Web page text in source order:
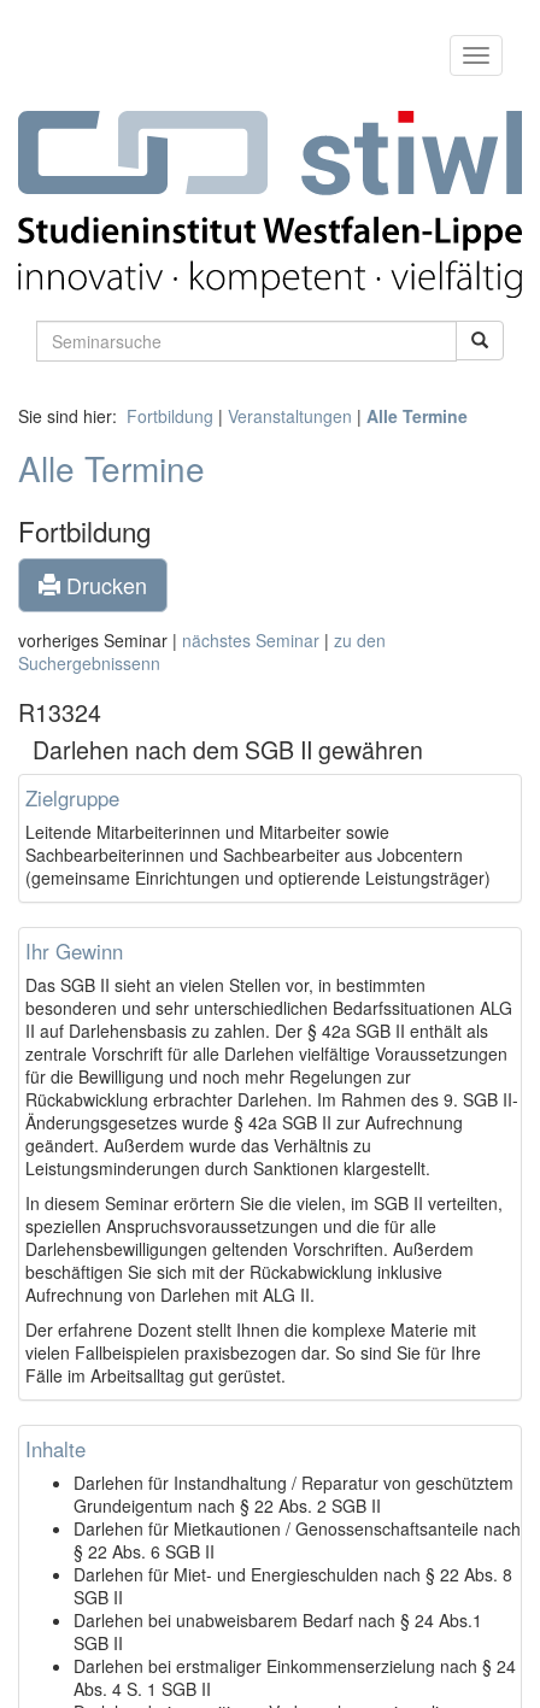
Sie sind hier: Fortbildung | Veranstaltungen | Alle Termine
Alle Termine
Fortbildung
Drucken
vorheriges Seminar | nächstes Seminar | zu den
Suchergebnissenn
R13324
Darlehen nach dem SGB II gewähren
Zielgruppe
Leitende Mitarbeiterinnen und Mitarbeiter sowie
Sachbearbeiterinnen und Sachbearbeiter aus Jobcentern
(gemeinsame Einrichtungen und optierende Leistungsträger)
Ihr Gewinn
Das SGB II sieht an vielen Stellen vor, in bestimmten
besonderen und sehr unterschiedlichen Bedarfssituationen ALG
II auf Darlehensbasis zu zahlen. Der § 42a SGB II enthält als
zentrale Vorschrift für alle Darlehen vielfältige Voraussetzungen
für die Bewilligung und noch mehr Regelungen zur
Rückabwicklung erbrachter Darlehen. Im Rahmen des 9. SGB II-
Änderungsgesetzes wurde § 42a SGB II zur Aufrechnung
geändert. Außerdem wurde das Verhältnis zu
Leistungsminderungen durch Sanktionen klargestellt.
In diesem Seminar erörtern Sie die vielen, im SGB II verteilten,
speziellen Anspruchsvoraussetzungen und die für alle
Darlehensbewilligungen geltenden Vorschriften. Außerdem
beschäftigen Sie sich mit der Rückabwicklung inklusive
Aufrechnung von Darlehen mit ALG II.
Der erfahrene Dozent stellt Ihnen die komplexe Materie mit
vielen Fallbeispielen praxisbezogen dar. So sind Sie für Ihre
Fälle im Arbeitsalltag gut gerüstet.
Inhalte
Darlehen für Instandhaltung / Reparatur von geschütztem
Grundeigentum nach § 22 Abs. 2 SGB II
Darlehen für Mietkautionen / Genossenschaftsanteile nach
§ 22 Abs. 6 SGB II
Darlehen für Miet- und Energieschulden nach § 22 Abs. 8
SGB II
Darlehen bei unabweisbarem Bedarf nach § 24 Abs.1
SGB II
Darlehen bei erstmaliger Einkommenserzielung nach § 24
Abs. 4 S. 1 SGB II